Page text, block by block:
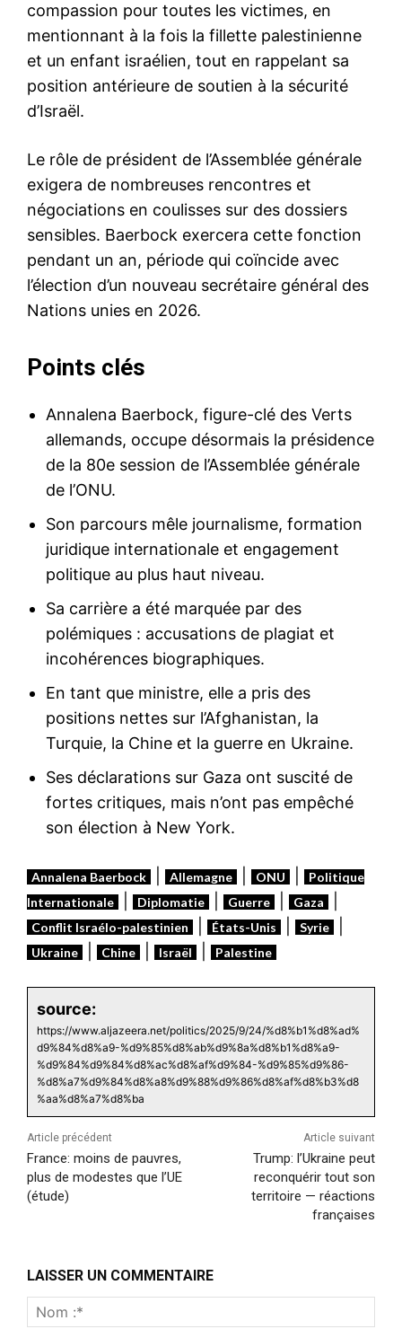
compassion pour toutes les victimes, en
mentionnant à la fois la fillette palestinienne
et un enfant israélien, tout en rappelant sa
position antérieure de soutien à la sécurité
d’Israël.
Le rôle de président de l’Assemblée générale
exigera de nombreuses rencontres et
négociations en coulisses sur des dossiers
sensibles. Baerbock exercera cette fonction
pendant un an, période qui coïncide avec
l’élection d’un nouveau secrétaire général des
Nations unies en 2026.
Points clés
Annalena Baerbock, figure-clé des Verts
allemands, occupe désormais la présidence
de la 80e session de l’Assemblée générale
de l’ONU.
Son parcours mêle journalisme, formation
juridique internationale et engagement
politique au plus haut niveau.
Sa carrière a été marquée par des
polémiques : accusations de plagiat et
incohérences biographiques.
En tant que ministre, elle a pris des
positions nettes sur l’Afghanistan, la
Turquie, la Chine et la guerre en Ukraine.
Ses déclarations sur Gaza ont suscité de
fortes critiques, mais n’ont pas empêché
son élection à New York.
Annalena Baerbock Allemagne ONU
Politique
Internationale
Diplomatie Guerre Gaza
Conflit Israélo-palestinien États-Unis Syrie
Ukraine Chine Israël Palestine
source:
https://www.aljazeera.net/politics/2025/9/24/%d8%b1%d8%ad%
d9%84%d8%a9-%d9%85%d8%ab%d9%8a%d8%b1%d8%a9-
%d9%84%d9%84%d8%ac%d8%af%d9%84-%d9%85%d9%86-
%d8%a7%d9%84%d8%a8%d9%88%d9%86%d8%af%d8%b3%d8
%aa%d8%a7%d8%ba
Article précédent
France: moins de pauvres,
plus de modestes que l’UE
(étude)
Article suivant
Trump: l’Ukraine peut
reconquérir tout son
territoire — réactions
françaises
LAISSER UN COMMENTAIRE
:*